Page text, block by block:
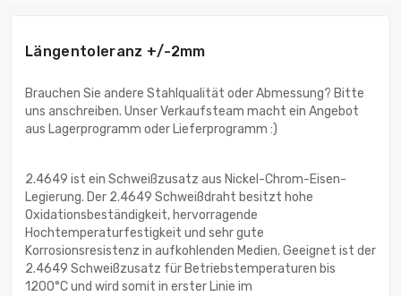
Längentoleranz +/-2mm
Brauchen Sie andere Stahlqualität oder Abmessung? Bitte
uns anschreiben. Unser Verkaufsteam macht ein Angebot
aus Lagerprogramm oder Lieferprogramm :)
2.4649 ist ein Schweißzusatz aus Nickel-Chrom-Eisen-
Legierung. Der 2.4649 Schweißdraht besitzt hohe
Oxidationsbeständigkeit, hervorragende
Hochtemperaturfestigkeit und sehr gute
Korrosionsresistenz in aufkohlenden Medien. Geeignet ist der
2.4649 Schweißzusatz für Betriebstemperaturen bis
1200°C und wird somit in erster Linie im